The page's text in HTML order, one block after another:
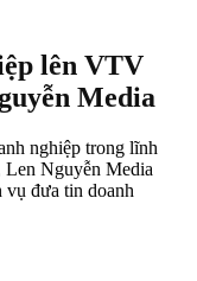
lên VTV
Media
nghiệp trong lĩnh
Nguyễn Media
vụ đưa tin doanh